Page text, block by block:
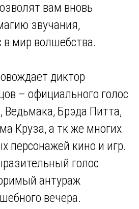
вам вновь
звучания,
мир волшебства.
диктор
– официального голос
Ведьмака, Брэда Питта,
Круза, а тк же многих
персонажей кино и игр.
голос
антураж
вечера.